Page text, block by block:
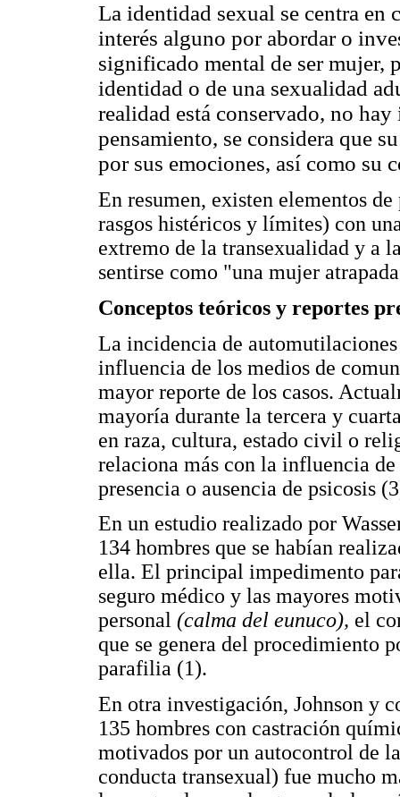
La identidad sexual se centra en
interés alguno por abordar o
significado mental de ser mujer,
identidad o de una sexualidad
realidad está conservado, no
pensamiento, se considera que
por sus emociones, así como su
En resumen, existen elementos
rasgos histéricos y límites) con
extremo de la transexualidad y a
sentirse como "una mujer
Conceptos teóricos y reportes
La incidencia de
influencia de los medios de
mayor reporte de los casos.
mayoría durante la tercera y
en raza, cultura, estado civil o
relaciona más con la influencia
presencia o ausencia de psicosis
En un estudio realizado por
134 hombres que se habían
ella. El principal impedimento
seguro médico y las mayores
personal (calma del eunuco), el
que se genera del procedimiento
parafilia (1).
En otra investigación, Johnson y
135 hombres con castración
motivados por un autocontrol de
conducta transexual) fue mucho